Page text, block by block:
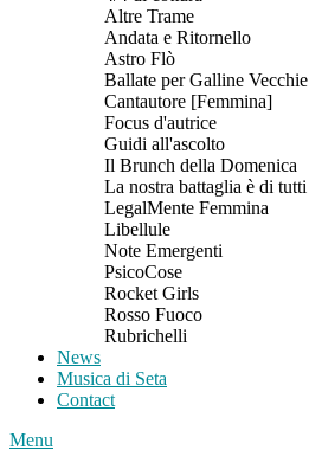
Altre Trame
Andata e Ritornello
Astro Flò
Ballate per Galline Vecchie
Cantautore [Femmina]
Focus d'autrice
Guidi all'ascolto
Il Brunch della Domenica
La nostra battaglia è di tutti
LegalMente Femmina
Libellule
Note Emergenti
PsicoCose
Rocket Girls
Rosso Fuoco
Rubrichelli
News
Musica di Seta
Contact
Menu